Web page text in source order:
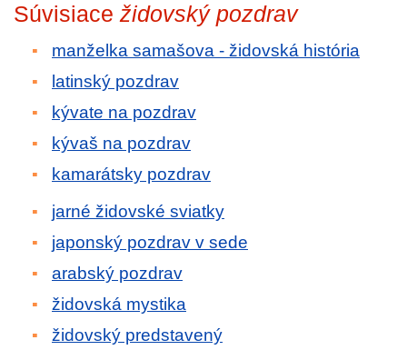
Súvisiace židovský pozdrav
manželka samašova - židovská história
latinský pozdrav
kývate na pozdrav
kývaš na pozdrav
kamarátsky pozdrav
jarné židovské sviatky
japonský pozdrav v sede
arabský pozdrav
židovská mystika
židovský predstavený